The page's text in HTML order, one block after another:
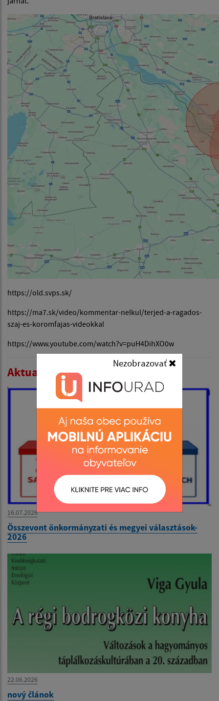
https://old.svps.sk/
https://ma7.sk/video/kommentar-nelkul/terjed-a-ragados-
szaj-es-koromfajas-videokkal
https://www.youtube.com/watch?v=puH4DihXO0w
Aktualitások listája:
16.07.2026
Összevont önkormányzati és megyei választások-
2026
22.06.2026
nový článok
Nezobrazovať